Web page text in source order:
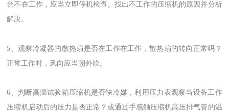
台不在工作，应当立即停机检查。找出不工作的压缩机的原因并分析
解决。
5、观察冷凝器的散热扇是否在工作在工作，散热扇的转向正常吗？
正常工作时，风向应当朝外吹。
6、判断高温试验箱压缩机是否缺冷媒，利用压力表观察当设备工作
压缩机启动后的压力是否正常？或通过手感触压缩机高压排气管的温